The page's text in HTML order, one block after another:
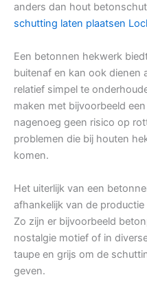
anders dan hout
schutting laten plaatsen
Een betonnen hekwerk
buitenaf en kan ook dienen
relatief simpel te
maken met bijvoorbeeld
nagenoeg geen risico op
problemen die bij houten
komen.
Het uiterlijk van een
afhankelijk van de
Zo zijn er bijvoorbeeld
nostalgie motief of in
taupe en grijs om de
geven.